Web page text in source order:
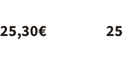
25,30€